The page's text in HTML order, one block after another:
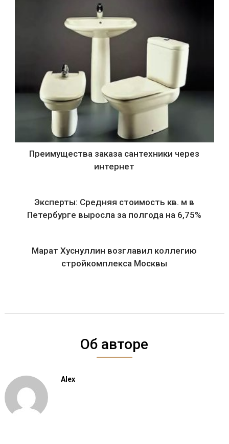
Преимущества заказа сантехники через
интернет
Эксперты: Средняя стоимость кв. м в
Петербурге выросла за полгода на 6,75%
Марат Хуснуллин возглавил коллегию
стройкомплекса Москвы
Об авторе
Alex